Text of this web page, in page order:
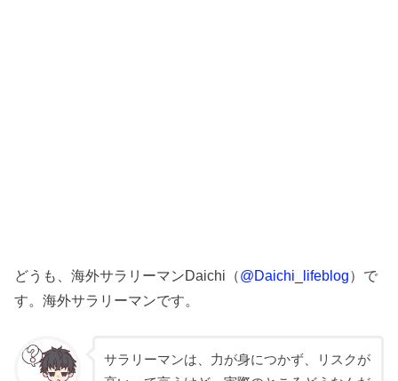
どうも、海外サラリーマンDaichi（@Daichi_lifeblog）で
す。海外サラリーマンです。
サラリーマンは、力が身につかず、リスクが